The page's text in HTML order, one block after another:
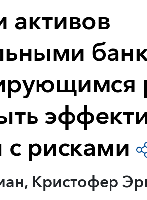
активов
с рисками
Кристофер